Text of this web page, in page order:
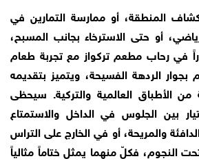
المنطقة، أو ممارسة التمارين في
أو حتى الاسترخاء بجانب المسبح،
في رحاب مطعم تركواز مع تجربة طعام
بجوار الردهة الفسيحة، ويتميز بتقديمه
الأطباق العالمية والتركية. سيحظى
بين الجلوس في الداخل والاستمتاع
والمريحة، أو في الخارج على التراس
النجوم، فكلّ منهما يمثل ختاماً مثالياً